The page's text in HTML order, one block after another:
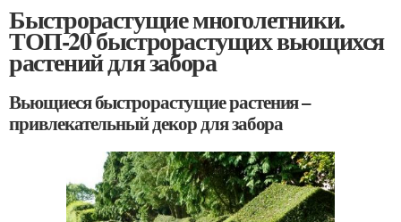
Быстрорастущие многолетники.
ТОП-20 быстрорастущих вьющихся
растений для забора
Вьющиеся быстрорастущие растения –
привлекательный декор для забора